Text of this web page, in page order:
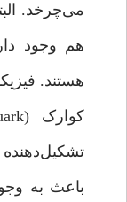
می‌چرخد.
هم وجود
هستند.
باعث به